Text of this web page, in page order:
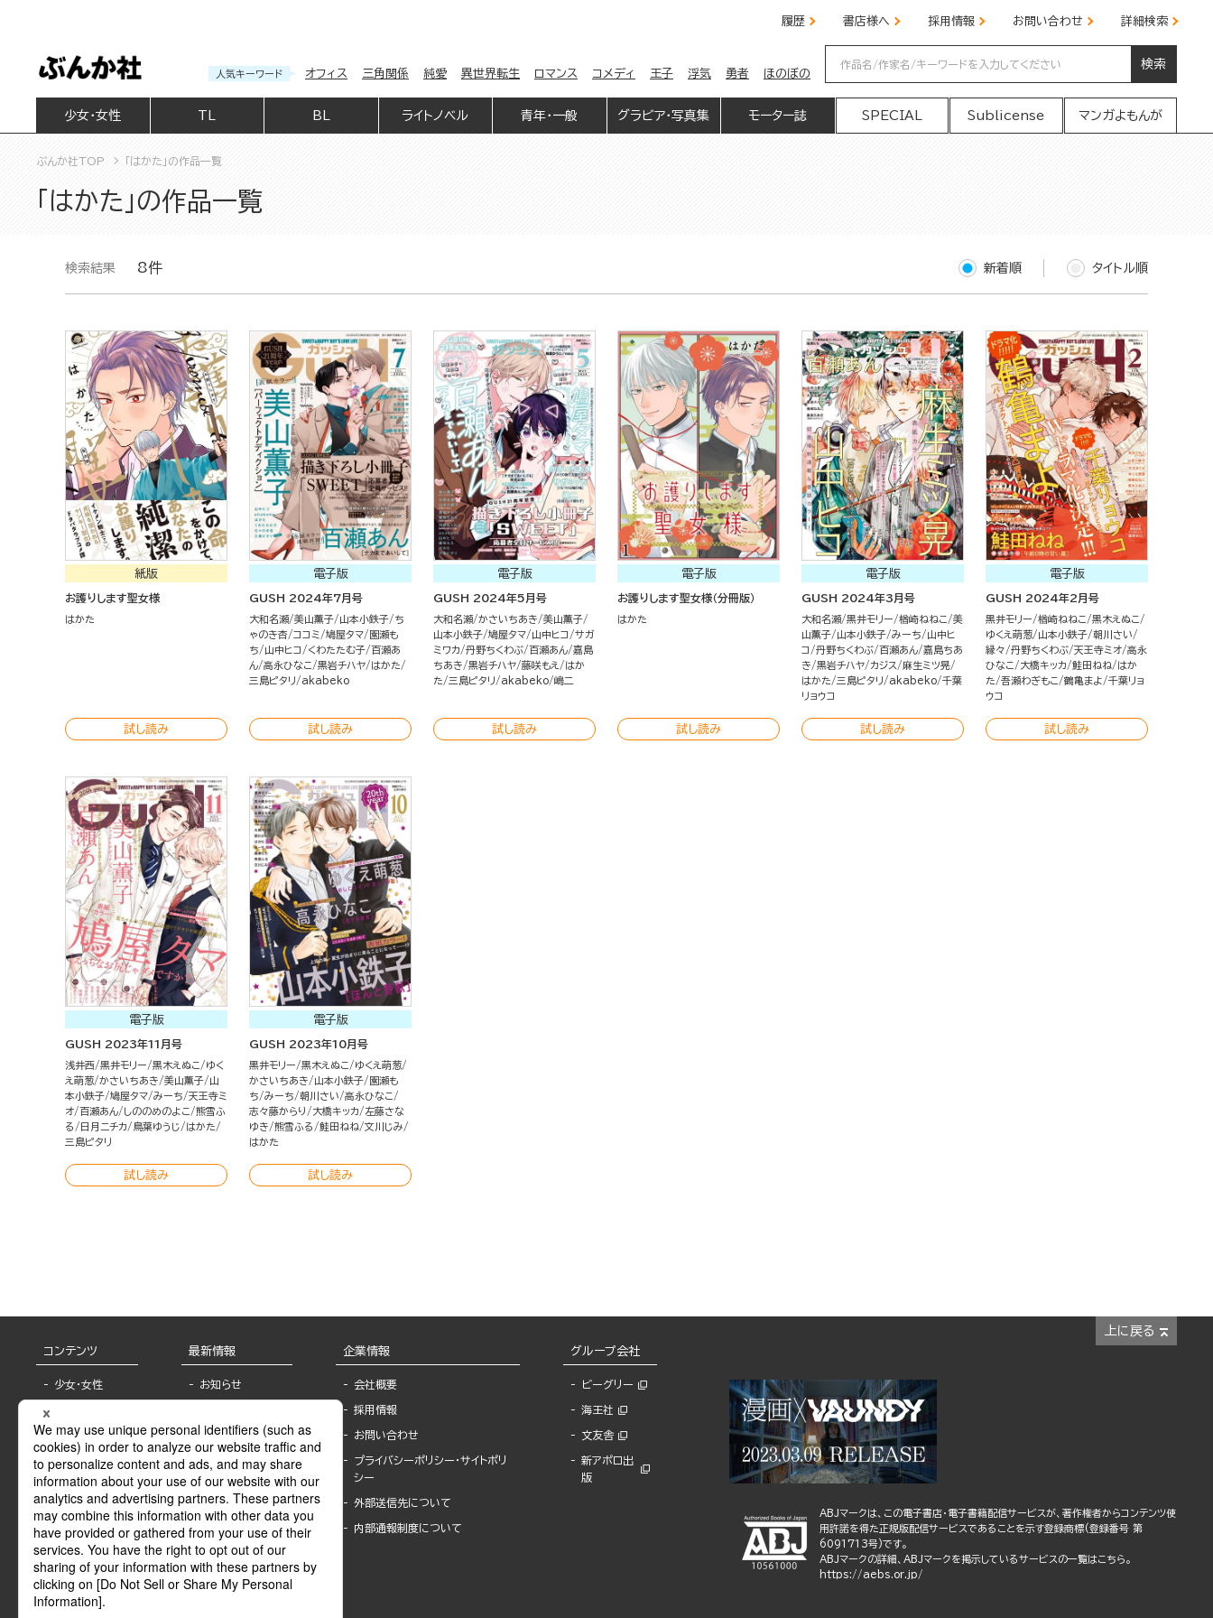
履歴 書店様へ 採用情報 お問い合わせ 詳細検索
人気キーワード オフィス 三角関係 純愛 異世界転生 ロマンス コメディ 王子 浮気 勇者 ほのぼの
検索
少女・女性 BL ライトノベル 青年・一般 グラビア・写真集 モーター誌 SPECIAL Sublicense マンガよもんが
ぶんか社TOP 「はかた」の作品一覧
「はかた」の作品一覧
検索結果 8件 新着順 タイトル順
紙版
お護りします聖女様
はかた
試し読み
電子版
GUSH 2024年7月号
大和名瀬 美山薫子 山本小鉄子
ち
ゃのき杏 ココミ 鳩屋タマ
園瀬も
ち
山中ヒコ くわたたむ子 百瀬あ
ん 高永ひなこ 黒岩チハヤ
はかた
三島ピタリ
akabeko
試し読み
電子版
GUSH 2024年5月号
大和名瀬 かさいちあき
美山薫子
山本小鉄子 鳩屋タマ 山中ヒコ
サガ
ミワカ
丹野ちくわぶ 百瀬あん 嘉島
ちあき
黒岩チハヤ 藤咲もえ
はか
た
三島ピタリ akabeko 嶋二
試し読み
電子版
お護りします聖女様（分冊版）
はかた
試し読み
電子版
GUSH 2024年3月号
大和名瀬 黒井モリー 楢崎ねねこ
美
山薫子
山本小鉄子 みーち
山中ヒ
コ
丹野ちくわぶ 百瀬あん 嘉島ちあ
き
黒岩チハヤ カジス
麻生ミツ晃
はかた
三島ピタリ akabeko 千葉
リョウコ
試し読み
電子版
GUSH 2024年2月号
黒井モリー 楢崎ねねこ
黒木えぬこ
ゆくえ萌葱
山本小鉄子 朝川さい
縁々
丹野ちくわぶ 天王寺ミオ 高永
ひなこ
大橋キッカ 鮭田ねね
はか
た
吾瀬わぎもこ 鶴亀まよ
千葉リョ
ウコ
試し読み
電子版
GUSH 2023年11月号
浅井西 黒井モリー 黒木えぬこ
ゆく
え萌葱 かさいちあき 美山薫子
山
本小鉄子 鳩屋タマ みーち
天王寺ミ
オ 百瀬あん しののめのよこ
熊雪ふ
る
日月ニチカ 鳥葉ゆうじ
はかた
三島ピタリ
試し読み
電子版
GUSH 2023年10月号
黒井モリー 黒木えぬこ
ゆくえ萌葱
かさいちあき
山本小鉄子
園瀬も
ち
みーち 朝川さい
高永ひなこ
志々藤からり
大橋キッカ
左藤さな
ゆき
熊雪ふる 鮭田ねね
文川じみ
はかた
試し読み
上に戻る
コンテンツ
少女・女性
BL
ライトノベル
青年・一般
グラビア・写真
モーター誌
SPECIAL
Sublicense
最新情報
お知らせ
報
書店様へ
海外ライセンシー
公式SNSアカウ
ント
作家一覧
Keyword list
Author list
企業情報
会社概要
採用情報
お問い合わせ
プライバシーポリシー・サイトポリ
シー
外部送信先について
内部通報制度について
グループ会社
ビーグリー
海王社
文友舎
新アポロ出
版
ABJマークは、この電子書店・電子書籍配信サービスが、著作権者からコンテンツ使
用許諾を得た正規版配信サービスであることを示す登録商標(登録番号 第
6091713号)です。
ABJマークの詳細、ABJマークを掲示しているサービスの一覧はこちら。
https://aebs.or.jp/